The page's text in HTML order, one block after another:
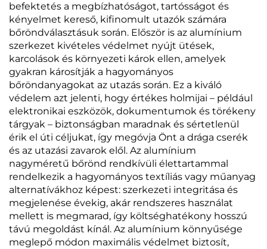
befektetés a megbízhatóságot, tartósságot és
kényelmet kereső, kifinomult utazók számára
bőröndválasztásuk során. Először is az alumínium
szerkezet kivételes védelmet nyújt ütések,
karcolások és környezeti károk ellen, amelyek
gyakran károsítják a hagyományos
bőröndanyagokat az utazás során. Ez a kiváló
védelem azt jelenti, hogy értékes holmijai – például
elektronikai eszközök, dokumentumok és törékeny
tárgyak – biztonságban maradnak és sértetlenül
érik el úti céljukat, így megóvja Önt a drága cserék
és az utazási zavarok elől. Az alumínium
nagyméretű bőrönd rendkívüli élettartammal
rendelkezik a hagyományos textíliás vagy műanyag
alternatívákhoz képest: szerkezeti integritása és
megjelenése évekig, akár rendszeres használat
mellett is megmarad, így költséghatékony hosszú
távú megoldást kínál. Az alumínium könnyűsége
meglepő módon maximális védelmet biztosít,